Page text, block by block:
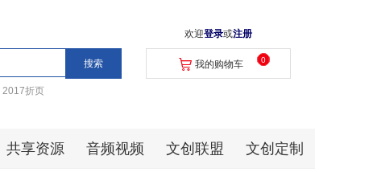
2017折页
欢迎登录或注册
我的购物车 0
共享资源 音频视频 文创联盟 文创定制